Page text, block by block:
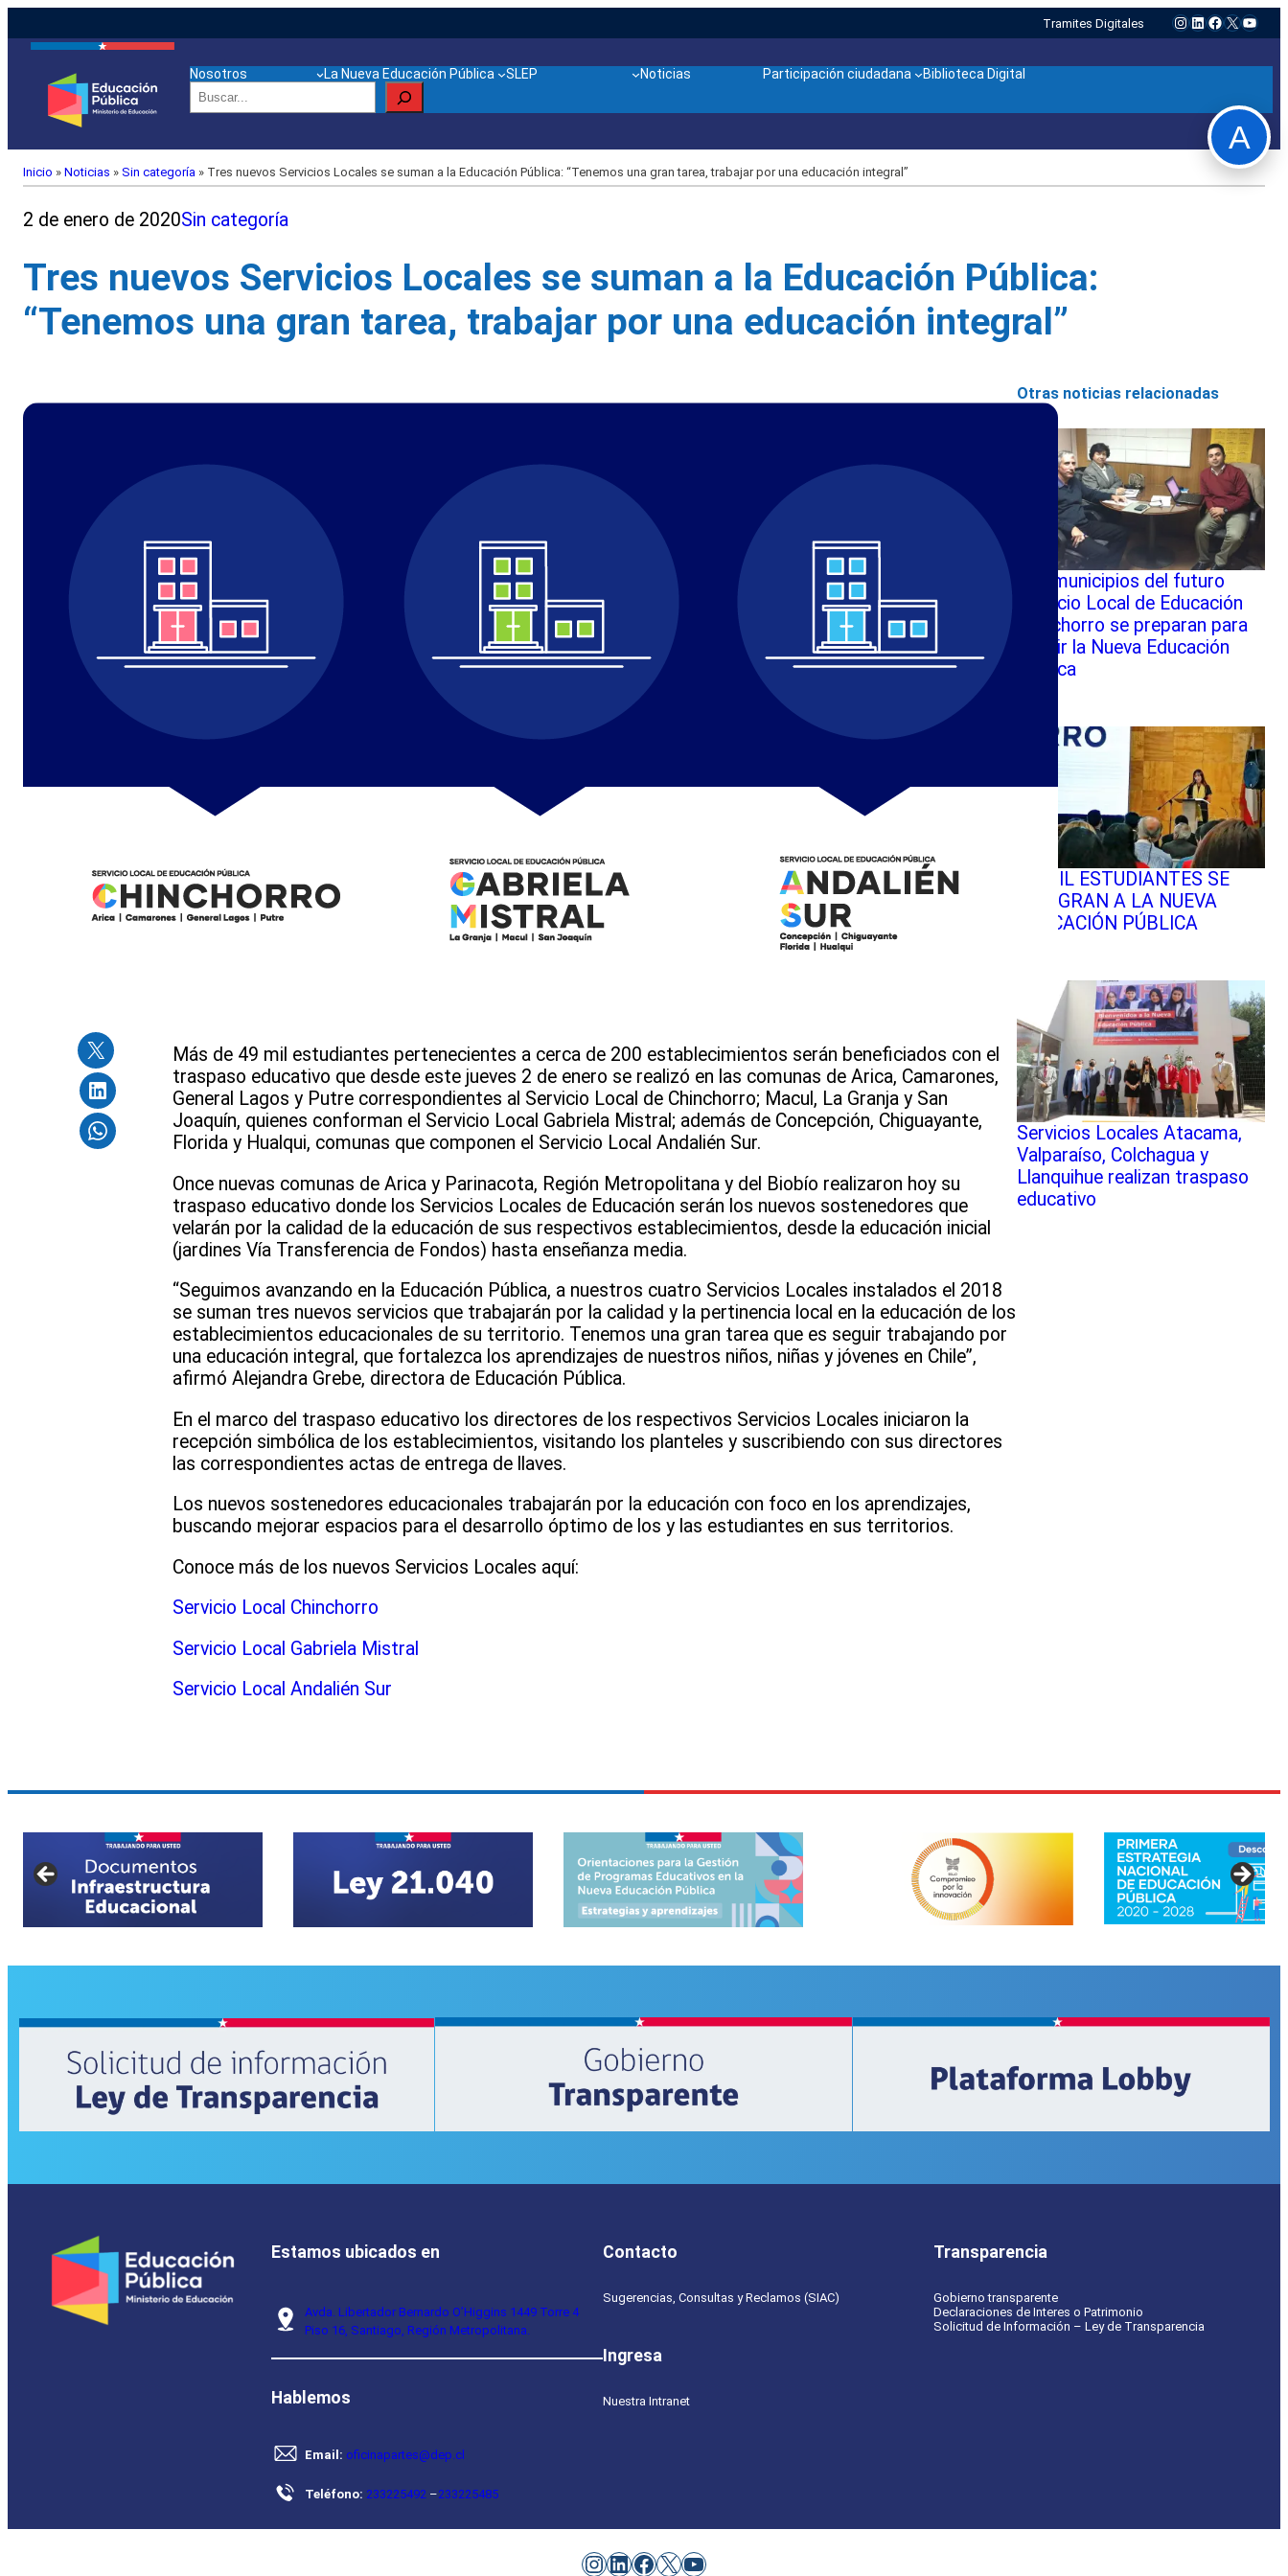
Tramites Digitales Instagram
LinkedIn
Facebook
X
Nosotros La Nueva Educación Pública SLEP Noticias Participación ciudadana
Biblioteca Digital
Buscar
Inicio » Noticias » Sin categoría » Tres nuevos Servicios Locales se suman a la Educación Pública: “Tenemos una gran tarea, trabajar por una educación integral”
2 de enero de 2020Sin categoría
Tres nuevos Servicios Locales se suman a la Educación Pública:
“Tenemos una gran tarea, trabajar por una educación integral”
Más de 49 mil estudiantes pertenecientes a cerca de 200 establecimientos serán beneficiados con el
traspaso educativo que desde este jueves 2 de enero se realizó en las comunas de Arica, Camarones,
General Lagos y Putre correspondientes al Servicio Local de Chinchorro; Macul, La Granja y San
Joaquín, quienes conforman el Servicio Local Gabriela Mistral; además de Concepción, Chiguayante,
Florida y Hualqui, comunas que componen el Servicio Local Andalién Sur.
Once nuevas comunas de Arica y Parinacota, Región Metropolitana y del Biobío realizaron hoy su
traspaso educativo donde los Servicios Locales de Educación serán los nuevos sostenedores que
velarán por la calidad de la educación de sus respectivos establecimientos, desde la educación inicial
(jardines Vía Transferencia de Fondos) hasta enseñanza media.
“Seguimos avanzando en la Educación Pública, a nuestros cuatro Servicios Locales instalados el 2018
se suman tres nuevos servicios que trabajarán por la calidad y la pertinencia local en la educación de los
establecimientos educacionales de su territorio. Tenemos una gran tarea que es seguir trabajando por
una educación integral, que fortalezca los aprendizajes de nuestros niños, niñas y jóvenes en Chile”,
afirmó Alejandra Grebe, directora de Educación Pública.
En el marco del traspaso educativo los directores de los respectivos Servicios Locales iniciaron la
recepción simbólica de los establecimientos, visitando los planteles y suscribiendo con sus directores
las correspondientes actas de entrega de llaves.
Los nuevos sostenedores educacionales trabajarán por la educación con foco en los aprendizajes,
buscando mejorar espacios para el desarrollo óptimo de los y las estudiantes en sus territorios.
Conoce más de los nuevos Servicios Locales aquí:
Servicio Local Chinchorro
Servicio Local Gabriela Mistral
Servicio Local Andalién Sur
Otras noticias relacionadas
Los municipios del futuro
Servicio Local de Educación
Chinchorro se preparan para
recibir la Nueva Educación
Pública
49 MIL ESTUDIANTES SE
INTEGRAN A LA NUEVA
EDUCACIÓN PÚBLICA
Servicios Locales Atacama,
Valparaíso, Colchagua y
Llanquihue realizan traspaso
educativo
Estamos ubicados en
Avda. Libertador Bernardo O’Higgins 1449 Torre 4
Piso 16, Santiago, Región Metropolitana.
Hablemos
Email: oficinapartes@dep.cl
Teléfono: 233225492 –233225485
Contacto
Sugerencias, Consultas y Reclamos (SIAC)
Ingresa
Nuestra Intranet
Transparencia
Gobierno transparente
Declaraciones de Interes o Patrimonio
Solicitud de Información – Ley de Transparencia
Instagram
LinkedIn
Facebook
X YouTube
A